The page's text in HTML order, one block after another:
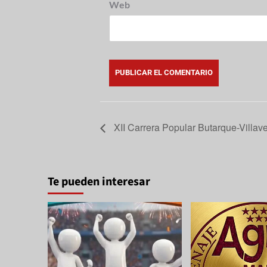
Web
XII Carrera Popular Butarque-
Te pueden interesar